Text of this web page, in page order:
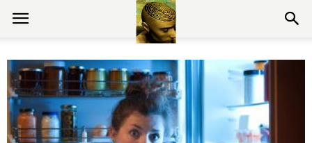
Консультации
психолога
онлайн